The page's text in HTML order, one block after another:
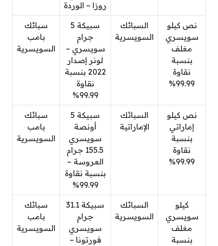
روزا – الوردة
نص كيلو
سويسري
مغلف
بنسبة
نقاوة
99.99%
السبائك
السويسرية
سبيكة 5
جرام
سويسري –
لونر إصدار
2022 بنسبة
نقاوة
99.99%
سبائك
بامب
السويسرية
نص كيلو
إماراتي
بنسبة
نقاوة
99.99%
السبائك
الإماراتية
سبيكة 5
أونصة
سويسري
155.5 جرام
العروسة –
بنسبة نقاوة
99.99%
سبائك
بامب
السويسرية
كيلو
سويسري
مغلف
بنسبة
السبائك
السويسرية
سبيكة 31.1
جرام
سويسري
فورتونا –
سبائك
بامب
السويسرية